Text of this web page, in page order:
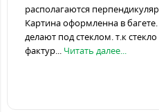
располагаются
Картина оформленна в
делают под стеклом. т.к
фактур... Читать далее...